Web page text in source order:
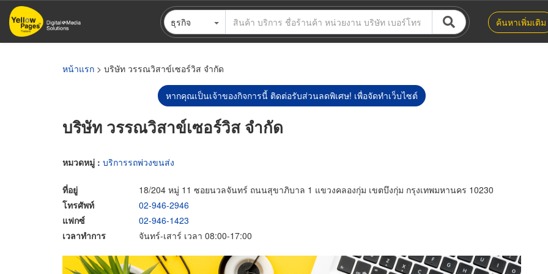
ข้าม
ไป
ธุรกิจ ค้นหาเพิ่มเติม
หน้าแรก > บริษัท วรรณวิสาข์เซอร์วิส จำกัด
หากคุณเป็นเจ้าของกิจการนี้ ติดต่อรับส่วนลดพิเศษ! เพื่อจัดทำเว็บไซต์
บริษัท วรรณวิสาข์เซอร์วิส จำกัด
หมวดหมู่ : บริการรถพ่วงขนส่ง
ที่อยู่
18/204 หมู่ 11 ซอยนวลจันทร์ ถนนสุขาภิบาล 1 แขวงคลองกุ่ม เขตบึงกุ่ม กรุงเทพมหานคร 10230
โทรศัพท์
02-946-2946
แฟกซ์
02-946-1423
เวลาทำการ
จันทร์-เสาร์ เวลา 08:00-17:00